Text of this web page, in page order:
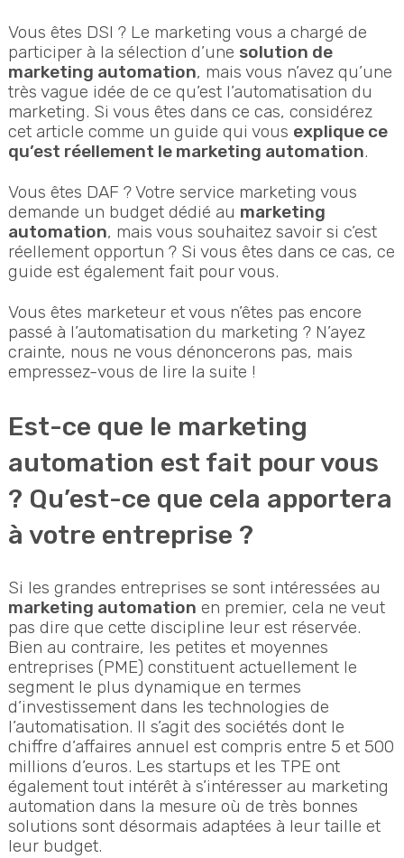
Vous êtes DSI ? Le marketing vous a chargé de
participer à la sélection d’une solution de
marketing automation, mais vous n’avez qu’une
très vague idée de ce qu’est l’automatisation du
marketing. Si vous êtes dans ce cas, considérez
cet article comme un guide qui vous explique ce
qu’est réellement le marketing automation.
Vous êtes DAF ? Votre service marketing vous
demande un budget dédié au marketing
automation, mais vous souhaitez savoir si c’est
réellement opportun ? Si vous êtes dans ce cas, ce
guide est également fait pour vous.
Vous êtes marketeur et vous n’êtes pas encore
passé à l’automatisation du marketing ? N’ayez
crainte, nous ne vous dénoncerons pas, mais
empressez-vous de lire la suite !
Est-ce que le marketing
automation est fait pour vous
? Qu’est-ce que cela apportera
à votre entreprise ?
Si les grandes entreprises se sont intéressées au
marketing automation en premier, cela ne veut
pas dire que cette discipline leur est réservée.
Bien au contraire, les petites et moyennes
entreprises (PME) constituent actuellement le
segment le plus dynamique en termes
d’investissement dans les technologies de
l’automatisation. Il s’agit des sociétés dont le
chiffre d’affaires annuel est compris entre 5 et 500
millions d’euros. Les startups et les TPE ont
également tout intérêt à s’intéresser au marketing
automation dans la mesure où de très bonnes
solutions sont désormais adaptées à leur taille et
leur budget.